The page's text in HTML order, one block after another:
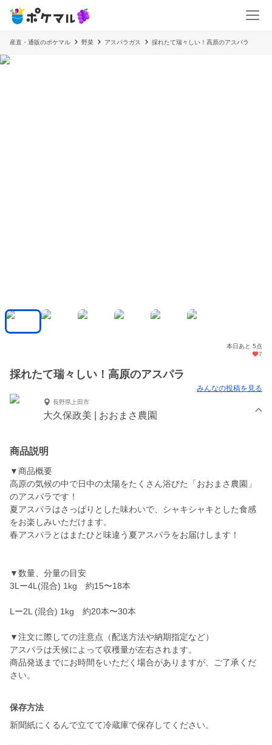
産直・通販のポケマル 野菜 アスパラガス 採れたて瑞々しい！高原のアスパラ
本日あと 5点
7
採れたて瑞々しい！高原のアスパラ
みんなの投稿を見る
長野県上田市
大久保政美 | おおまさ農園
商品説明
▼商品概要
高原の気候の中で日中の太陽をたくさん浴びた「おおまさ農園」
のアスパラです！
夏アスパラはさっぱりとした味わいで、シャキシャキとした食感
をお楽しみいただけます。
春アスパラとはまたひと味違う夏アスパラをお届けします！
▼数量、分量の目安
3Lー4L(混合) 1kg 約15〜18本
Lー2L (混合) 1kg 約20本〜30本
▼注文に際しての注意点（配送方法や納期指定など）
アスパラは天候によって収穫量が左右されます。
商品発送までにお時間をいただく場合がありますが、ご了承くだ
さい。
保存方法
新聞紙にくるんで立てて冷蔵庫で保存してください。